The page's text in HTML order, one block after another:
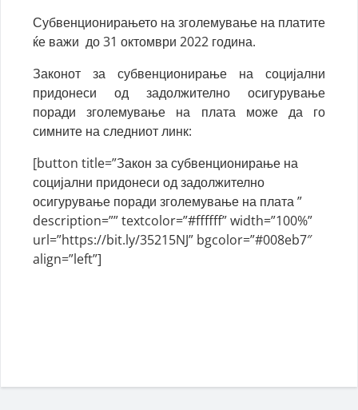
Субвенционирањето на зголемување на платите
ќе важи до 31 октомври 2022 година.
Законот за субвенционирање на социјални
придонеси од задолжително осигурување
поради зголемување на плата може да го
симните на следниот линк:
[button title=”Закон за субвенционирање на
социјални придонеси од задолжително
осигурување поради зголемување на плата ”
description=”” textcolor=”#ffffff” width=”100%”
url=”https://bit.ly/35215NJ” bgcolor=”#008eb7″
align=”left”]